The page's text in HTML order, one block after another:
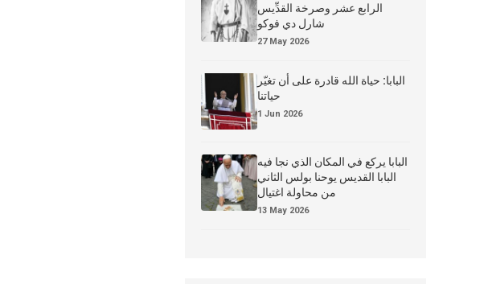
الرابع عشر وصرخة القدِّيس
شارل دي فوكو
27 May 2026
البابا: حياة الله قادرة على أن تغيّر
حياتنا
1 Jun 2026
البابا يركع في المكان الذي نجا فيه
البابا القديس يوحنا بولس الثاني
من محاولة اغتيال
13 May 2026